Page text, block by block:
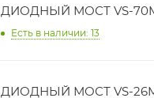
ДИОДНЫЙ МОСТ VS-
Есть в наличии: 13
ДИОДНЫЙ МОСТ VS-